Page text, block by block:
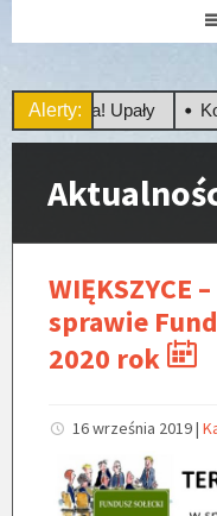
Alerty:
Uwaga! Upały
WIĘKSZYCE
sprawie
2020 rok
16 września 2019|